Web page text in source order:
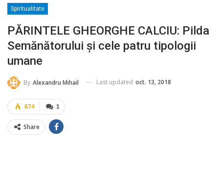
Spiritualitate
PĂRINTELE GHEORGHE CALCIU: Pilda
Semănătorului și cele patru tipologii
umane
By Alexandru Mihail Last updated oct. 13, 2018
1
874
Share